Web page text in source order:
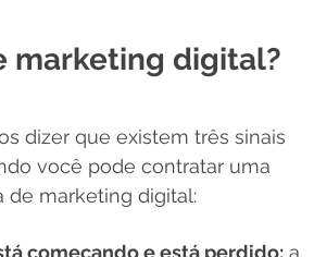
marketing digital?
dizer que existem três sinais
você pode contratar uma
de marketing digital:
começando e está perdido: a